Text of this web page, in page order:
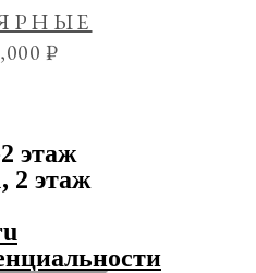
₽
этаж
2 этаж